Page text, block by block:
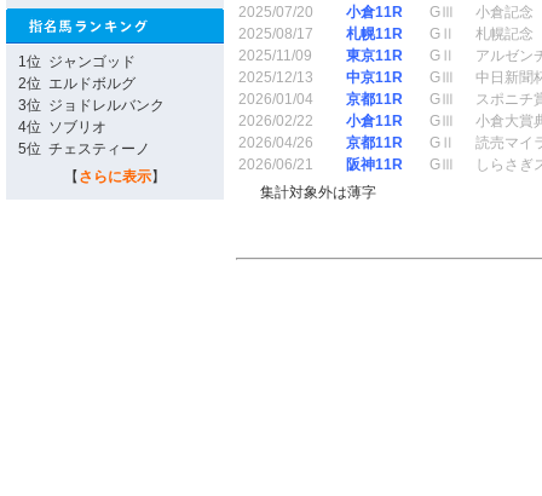
1位 ジャンゴッド
2位 エルドボルグ
3位 ジョドレルバンク
4位 ソブリオ
5位 チェスティーノ
【 さらに表示】
2025/07/20
小倉11R GⅢ
小倉記念
2025/08/17
札幌11R GⅡ
札幌記念
2025/11/09
東京11R GⅡ
アルゼン
2025/12/13
中京11R GⅢ
中日新聞
2026/01/04
京都11R GⅢ
スポニチ
2026/02/22
小倉11R GⅢ
小倉大賞
2026/04/26
京都11R GⅡ
読売マイ
2026/06/21
阪神11R GⅢ
しらさぎ
集計対象外は薄字